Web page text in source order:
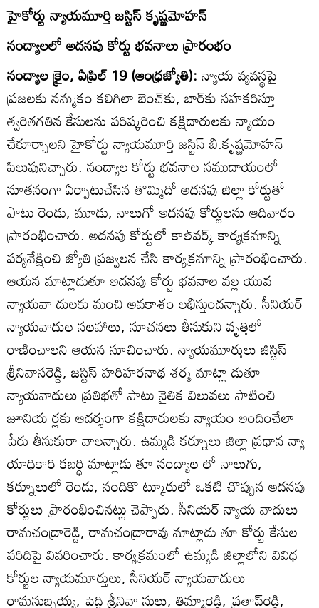
హైకోర్టు న్యాయమూర్తి జస్టిస్‌ కృష్ణమోహన్‌
నంద్యాలలో అదనపు కోర్టు భవనాలు ప్రారంభం
నంద్యాల క్రైం, ఏప్రిల్‌ 19 (ఆంధ్రజ్యోతి):న్యాయ వ్యవస్థపై
ప్రజలకు నమ్మకం కలిగిలా బెంచ్‌కు, బార్‌కు సహకరిస్తూ
త్వరితగతిన కేసులను పరిష్కరించి కక్షిదారులకు న్యాయం
చేకూర్చాలని హైకోర్టు న్యాయమూర్తి జస్టిస్‌ బి.కృష్ణమోహన్‌
పిలుపునిచ్చారు. నంద్యాల కోర్టు భవనాల సముదాయంలో
నూతనంగా ఏర్పాటుచేసిన తొమ్మిదో అదనపు జిల్లా కోర్టుతో
పాటు రెండు, మూడు, నాలుగో అదనపు కోర్టులను ఆదివారం
ప్రారంభించారు. అదనపు కోర్టులో కాల్‌వర్క్‌ కార్యక్రమాన్ని
పర్యవేక్షించి జ్యోతి ప్రజ్వలన చేసి కార్యక్రమాన్ని ప్రారంభించారు.
ఆయన మాట్లాడుతూ అదనపు కోర్టు భవనాల వల్ల యువ
న్యాయవా దులకు మంచి అవకాశం లభిస్తుందన్నారు. సీనియర్‌
న్యాయవాదుల సలహాలు, సూచనలు తీసుకుని వృత్తిలో
రాణించాలని ఆయన సూచించారు. న్యాయమూర్తులు జిస్టిస్‌
శ్రీనివాసరెడ్డి, జస్టిస్‌ హరిహరనాథ శర్మ మాట్లా డుతూ
న్యాయవాదులు ప్రతిభతో పాటు నైతిక విలువలు పాటించి
జూనియ ర్లకు ఆదర్శంగా కక్షిదారులకు న్యాయం అందించేలా
పేరు తీసుకురా వాలన్నారు. ఉమ్మడి కర్నూలు జిల్లా ప్రధాన న్యా
యాధికారి కబర్ధి మాట్లాడు తూ నంద్యాల లో నాలుగు,
కర్నూలులో రెండు, నందికొ ట్కూరులో ఒకటి చొప్పున అదనపు
కోర్టులు ప్రారంభించినట్లు చెప్పారు. సీనియర్‌ న్యాయ వాదులు
రామచంద్రారెడ్డి, రామచంద్రారావు మాట్లాడు తూ కోర్టు కేసుల
పరిదిపై వివరించారు. కార్యక్రమంలో ఉమ్మడి జిల్లాలోని వివిధ
కోర్టుల న్యాయమూర్తులు, సీనియర్‌ న్యాయవాదులు
రామసుబ్బయ్య, పెద్ది శ్రీనివా సులు, తిమ్మారెడ్డి, ప్రతాప్‌రెడ్డి,